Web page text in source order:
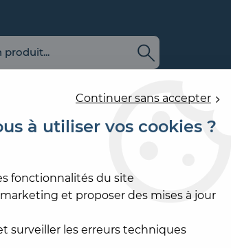
60X60
PIEMME
Continuer sans accepter
à utiliser vos cookies ?
fonctionnalités du site
et proposer des mises à jour
surveiller les erreurs techniques